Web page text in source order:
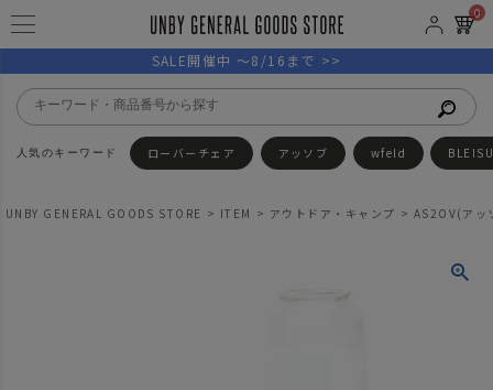
0
SALE開催中 ～8/16まで >>
ローバーチェア アッソブ wfeld
UNBY GENERAL GOODS STORE ITEM アウトドア・キャンプ AS2OV(アッ